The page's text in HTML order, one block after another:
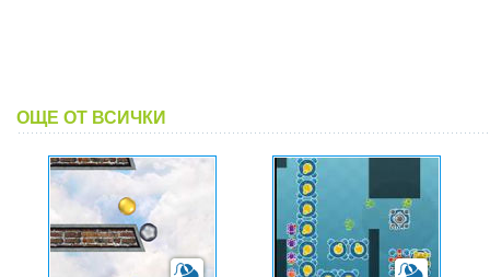
ОЩЕ ОТ ВСИЧКИ